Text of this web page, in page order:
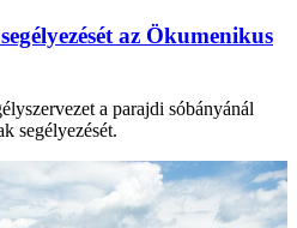
az Ökumenikus
a parajdi sóbányánál
segélyezését.